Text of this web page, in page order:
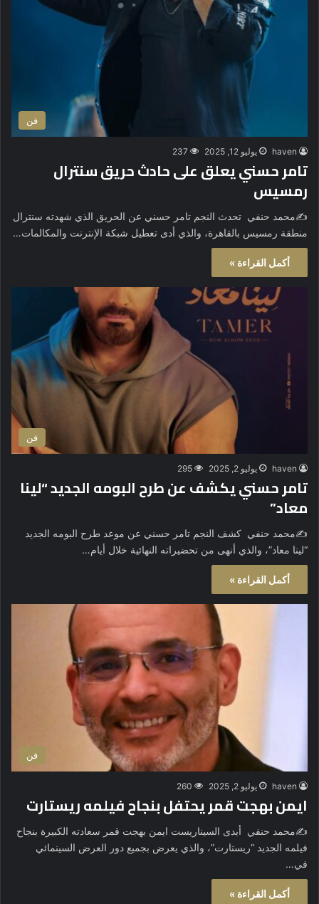
فن
haven يوليو 12, 2025 237
تامر حسني يعلق على حادث حريق سنترال
رمسيس
✍️محمد حنفي تحدث النجم تامر حسني عن الحريق الذي شهدته سنترال
منطقة رمسيس بالقاهرة، والذي أدى تعطيل شبكة الإنترنت والمكالمات…
أكمل القراءة »
فن
haven يوليو 2, 2025 295
تامر حسني يكشف عن طرح البومه الجديد “لينا
معاد”
✍️محمد حنفي كشف النجم تامر حسني عن موعد طرح البومه الجديد
“لينا معاد”، والذي أنهى من تحضيراته النهائية خلال أيام…
أكمل القراءة »
فن
haven يوليو 2, 2025 260
ايمن بهجت قمر يحتفل بنجاح فيلمه ريستارت
✍️محمد حنفي أبدى السيناريست ايمن بهجت قمر سعادته الكبيرة بنجاح
فيلمه الجديد “ريستارت”، والذي يعرض بجميع دور العرض السينمائي
في…
أكمل القراءة »